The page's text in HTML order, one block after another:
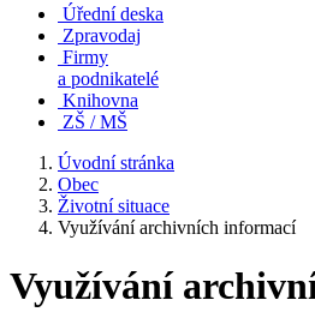
Úřední deska
Zpravodaj
Firmy
a podnikatelé
Knihovna
ZŠ / MŠ
Úvodní stránka
Obec
Životní situace
Využívání archivních informací
Využívání